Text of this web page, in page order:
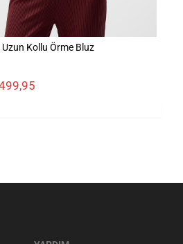
Uzun Kollu Örme Bluz